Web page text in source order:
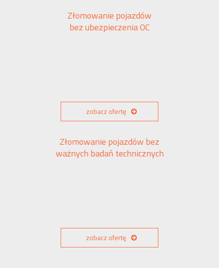
Złomowanie pojazdów
bez ubezpieczenia OC
zobacz ofertę
Złomowanie pojazdów bez
ważnych badań technicznych
zobacz ofertę